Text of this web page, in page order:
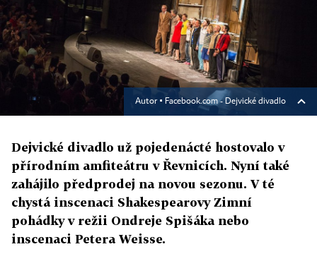
Autor ▪ Facebook.com - Dejvické divadlo
Dejvické divadlo už pojedenácté hostovalo v
přírodním amfiteátru v Řevnicích. Nyní také
zahájilo předprodej na novou sezonu. V té
chystá inscenaci Shakespearovy Zimní
pohádky v režii Ondreje Spišáka nebo
inscenaci Petera Weisse.